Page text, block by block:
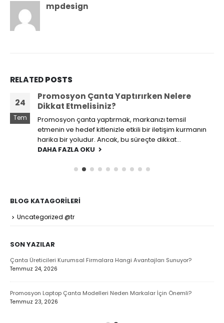
mpdesign
RELATEDPOSTS
24
Tem
Promosyon Çanta Yaptırırken Nelere
Dikkat Etmelisiniz?
Promosyon çanta yaptırmak, markanızı temsil
etmenin ve hedef kitlenizle etkili bir iletişim kurmanın
harika bir yoludur. Ancak, bu süreçte dikkat...
DAHA FAZLA OKU
BLOG KATAGORILERI
Uncategorized @tr
SON YAZILAR
Çanta Üreticileri Kurumsal Firmalara Hangi Avantajları Sunuyor?
Temmuz 24, 2026
Promosyon Laptop Çanta Modelleri Neden Markalar İçin Önemli?
Temmuz 23, 2026